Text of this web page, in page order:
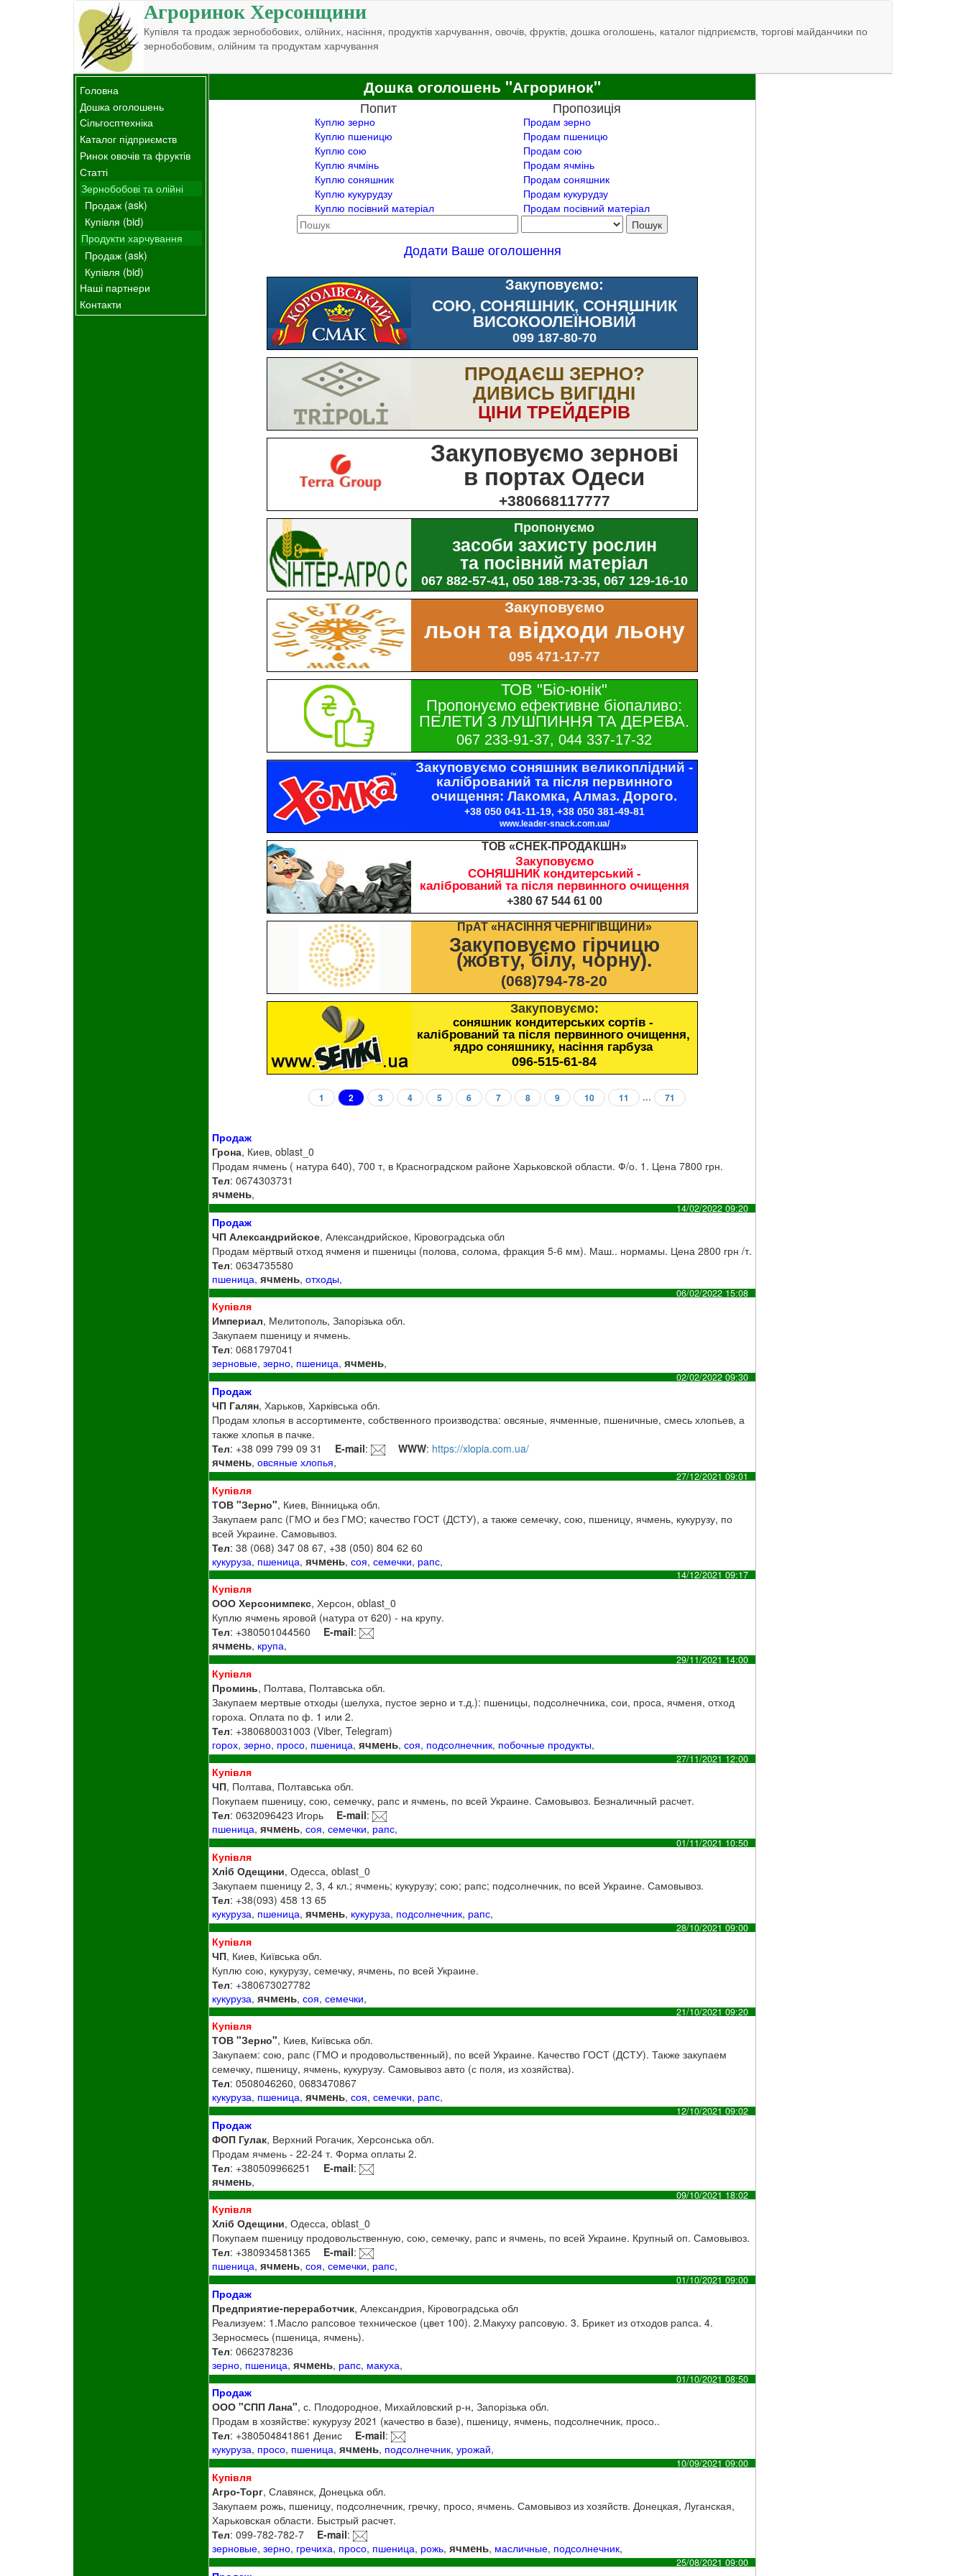
Агроринок Херсонщини
Купівля та продаж зернобобових, олійних, насіння, продуктів харчування, овочів, фруктів, дошка оголошень, каталог підприємств, торгові майданчики по
зернобобовим, олійним та продуктам харчування
Головна
Дошка оголошень
Сільгосптехніка
Каталог підприємств
Ринок овочів та фруктів
Статті
Зернобобові та олійні
Продаж (ask)
Купівля (bid)
Продукти харчування
Продаж (ask)
Купівля (bid)
Наші партнери
Контакти
Дошка оголошень "Агроринок"
Попит
Куплю зерно
Куплю пшеницю
Куплю сою
Куплю ячмінь
Куплю соняшник
Куплю кукурудзу
Куплю посівний матеріал
Пропозиція
Продам зерно
Продам пшеницю
Продам сою
Продам ячмінь
Продам соняшник
Продам кукурудзу
Продам посівний матеріал
Додати Ваше оголошення
Закуповуємо:
СОЮ, СОНЯШНИК, СОНЯШНИК
ВИСОКООЛЕЇНОВИЙ
099 187-80-70
ПРОДАЄШ ЗЕРНО?
ДИВИСЬ ВИГІДНІ
ЦІНИ ТРЕЙДЕРІВ
Закуповуємо зернові
в портах Одеси
+380668117777
Пропонуємо
засоби захисту рослин
та посівний матеріал
067 882-57-41, 050 188-73-35, 067 129-16-10
Закуповуємо
льон та відходи льону
095 471-17-77
ТОВ "Біо-юнік"
Пропонуємо ефективне біопаливо:
ПЕЛЕТИ З ЛУШПИННЯ ТА ДЕРЕВА.
067 233-91-37, 044 337-17-32
Закуповуємо соняшник великоплідний -
калібрований та після первинного
очищення: Лакомка, Алмаз. Дорого.
+38 050 041-11-19, +38 050 381-49-81
www.leader-snack.com.ua/
ТОВ «СНЕК-ПРОДАКШН»
Закуповуємо
СОНЯШНИК кондитерський -
калібрований та після первинного очищення
+380 67 544 61 00
ПрАТ «НАСІННЯ ЧЕРНІГІВЩИНИ»
Закуповуємо гірчицю
(жовту, білу, чорну).
(068)794-78-20
Закуповуємо:
соняшник кондитерських сортів -
калібрований та після первинного очищення,
ядро соняшнику, насіння гарбуза
096-515-61-84
1 2 3 4 5 6 7 8 9 10 11 ... 71
Продаж
Грона, Киев, oblast_0
Продам ячмень ( натура 640), 700 т, в Красноградском районе Харьковской области. Ф/о. 1. Цена 7800 грн.
Тел: 0674303731
ячмень,
14/02/2022 09:20
Продаж
ЧП Александрийское, Александрийское, Кіровоградська обл
Продам мёртвый отход ячменя и пшеницы (полова, солома, фракция 5-6 мм). Маш.. нормамы. Цена 2800 грн /т.
Тел: 0634735580
пшеница,ячмень,отходы,
06/02/2022 15:08
Купівля
Империал, Мелитополь, Запорізька обл.
Закупаем пшеницу и ячмень.
Тел: 0681797041
зерновые,зерно, пшеница,ячмень,
02/02/2022 09:30
Продаж
ЧП Галян, Харьков, Харківська обл.
Продам хлопья в ассортименте, собственного производства: овсяные, ячменные, пшеничные, смесь хлопьев, а
также хлопья в пачке.
Тел: +38 099 799 09 31 E-mail: WWW: https://xlopia.com.ua/
ячмень,овсяные хлопья,
27/12/2021 09:01
Купівля
ТОВ "Зерно", Киев, Вінницька обл.
Закупаем рапс (ГМО и без ГМО; качество ГОСТ (ДСТУ), а также семечку, сою, пшеницу, ячмень, кукурузу, по
всей Украине. Самовывоз.
Тел: 38 (068) 347 08 67, +38 (050) 804 62 60
кукуруза, пшеница,ячмень,соя,семечки, рапс,
14/12/2021 09:17
Купівля
ООО Херсонимпекс, Херсон, oblast_0
Куплю ячмень яровой (натура от 620) - на крупу.
Тел: +380501044560 E-mail:
ячмень, крупа,
29/11/2021 14:00
Купівля
Проминь, Полтава, Полтавська обл.
Закупаем мертвые отходы (шелуха, пустое зерно и т.д.): пшеницы, подсолнечника, сои, проса, ячменя, отход
гороха. Оплата по ф. 1 или 2.
Тел: +380680031003 (Viber, Telegram)
горох,зерно, просо, пшеница,ячмень,соя, подсолнечник, побочные продукты,
27/11/2021 12:00
Купівля
ЧП, Полтава, Полтавська обл.
Покупаем пшеницу, сою, семечку, рапс и ячмень, по всей Украине. Самовывоз. Безналичный расчет.
Тел: 0632096423 Игорь E-mail:
пшеница,ячмень,соя,семечки, рапс,
01/11/2021 10:50
Купівля
Хлiб Одещини, Одесса, oblast_0
Закупаем пшеницу 2, 3, 4 кл.; ячмень; кукурузу; сою; рапс; подсолнечник, по всей Украине. Самовывоз.
Тел: +38(093) 458 13 65
кукуруза, пшеница,ячмень, кукуруза, подсолнечник, рапс,
28/10/2021 09:00
Купівля
ЧП, Киев, Київська обл.
Куплю сою, кукурузу, семечку, ячмень, по всей Украине.
Тел: +380673027782
кукуруза,ячмень,соя,семечки,
21/10/2021 09:20
Купівля
ТОВ "Зерно", Киев, Київська обл.
Закупаем: сою, рапс (ГМО и продовольственный), по всей Украине. Качество ГОСТ (ДСТУ). Также закупаем
семечку, пшеницу, ячмень, кукурузу. Самовывоз авто (с поля, из хозяйства).
Тел: 0508046260, 0683470867
кукуруза, пшеница,ячмень,соя,семечки, рапс,
12/10/2021 09:02
Продаж
ФОП Гулак, Верхний Рогачик, Херсонська обл.
Продам ячмень - 22-24 т. Форма оплаты 2.
Тел: +380509966251 E-mail:
ячмень,
09/10/2021 18:02
Купівля
Хліб Одещини, Одесса, oblast_0
Покупаем пшеницу продовольственную, сою, семечку, рапс и ячмень, по всей Украине. Крупный оп. Самовывоз.
Тел: +380934581365 E-mail:
пшеница,ячмень,соя,семечки, рапс,
01/10/2021 09:00
Продаж
Предприятие-переработчик, Александрия, Кіровоградська обл
Реализуем: 1.Масло рапсовое техническое (цвет 100). 2.Макуху рапсовую. 3. Брикет из отходов рапса. 4.
Зерносмесь (пшеница, ячмень).
Тел: 0662378236
зерно, пшеница,ячмень, рапс, макуха,
01/10/2021 08:50
Продаж
ООО "СПП Лана", с. Плодородное, Михайловский р-н, Запорізька обл.
Продам в хозяйстве: кукурузу 2021 (качество в базе), пшеницу, ячмень, подсолнечник, просо..
Тел: +380504841861 Денис E-mail:
кукуруза, просо, пшеница,ячмень, подсолнечник,урожай,
10/09/2021 09:00
Купівля
Агро-Торг, Славянск, Донецька обл.
Закупаем рожь, пшеницу, подсолнечник, гречку, просо, ячмень. Самовывоз из хозяйств. Донецкая, Луганская,
Харьковская области. Быстрый расчет.
Тел: 099-782-782-7 E-mail:
зерновые,зерно, гречиха, просо, пшеница, рожь,ячмень, масличные, подсолнечник,
25/08/2021 09:00